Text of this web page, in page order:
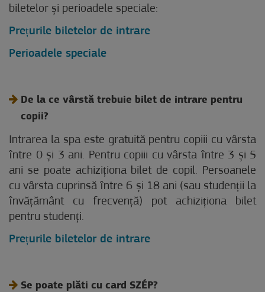
biletelor și perioadele speciale:
Prețurile biletelor de intrare
Perioadele speciale
De la ce vârstă trebuie bilet de intrare pentru
copii?
Intrarea la spa este gratuită pentru copiii cu vârsta
între 0 și 3 ani. Pentru copiii cu vârsta între 3 și 5
ani se poate achiziționa bilet de copil. Persoanele
cu vârsta cuprinsă între 6 și 18 ani (sau studenții la
învățământ cu frecvență) pot achiziționa bilet
pentru studenți.
Prețurile biletelor de intrare
Se poate plăti cu card SZÉP?